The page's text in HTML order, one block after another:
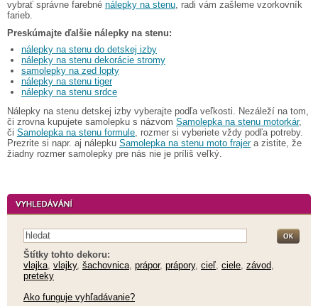
vybrať správne farebné nálepky na stenu , radi vám zašleme vzorkovník
farieb.
Preskúmajte ďalšie nálepky na stenu:
nálepky na stenu do detskej izby
nálepky na stenu dekorácie stromy
samolepky na zed lopty
nálepky na stenu tiger
nálepky na stenu srdce
Nálepky na stenu detskej izby vyberajte podľa veľkosti. Nezáleží na tom,
či zrovna kupujete samolepku s názvom Samolepka na stenu motorkár,
či Samolepka na stenu formule , rozmer si vyberiete vždy podľa potreby.
Prezrite si napr. aj nálepku Samolepka na stenu moto frajera zistite, že
žiadny rozmer samolepky pre nás nie je príliš veľký.
Štítky tohto dekoru:
vlajka vlajky, šachovnica prápor, prápory, cieľ ciele závod
preteky
Ako funguje vyhľadávanie?